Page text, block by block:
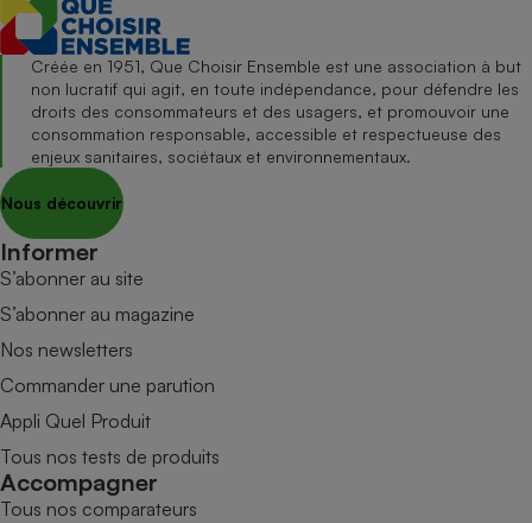
Créée en 1951, Que Choisir Ensemble est une association à but
non lucratif qui agit, en toute indépendance, pour défendre les
droits des consommateurs et des usagers, et promouvoir une
consommation responsable, accessible et respectueuse des
enjeux sanitaires, sociétaux et environnementaux.
Nous découvrir
Informer
S’abonner au site
S’abonner au magazine
Nos newsletters
Commander une parution
Appli Quel Produit
Tous nos tests de produits
Accompagner
Tous nos comparateurs